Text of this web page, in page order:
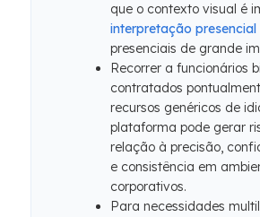
que o contexto visual é
interpretação presencial
presenciais de grande
Recorrer a funcionários
contratados
recursos genéricos de
plataforma pode gerar
relação à precisão,
e consistência em
corporativos.
Para necessidades